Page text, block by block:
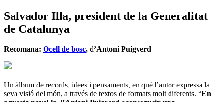
Salvador Illa, president de la Generalitat
de Catalunya
Recomana: Ocell de bosc, d’Antoni Puigverd
Un àlbum de records, idees i pensaments, en què l’autor expressa la
seva visió del món, a través de textos de formats molt diferents. “En